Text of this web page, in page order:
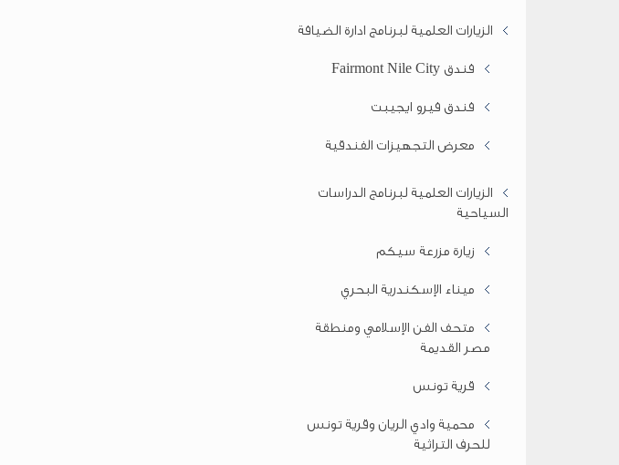
الزيارات العلمية لبرنامج ادارة الضيافة
فندق Fairmont Nile City
فندق فيرو ايجيبت
معرض التجهيزات الفندقية
الزيارات العلمية لبرنامج الدراسات
السياحية
زيارة مزرعة سيكم
ميناء الإسكندرية البحري
متحف الفن الإسلامي ومنطقة
مصر القديمة
قرية تونس
محمية وادي الريان وقرية تونس
للحرف التراثية